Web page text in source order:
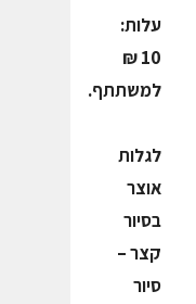
עלות:
10 ₪
למשתתף.
לגלות
אוצר
בסיור
קצר –
סיור